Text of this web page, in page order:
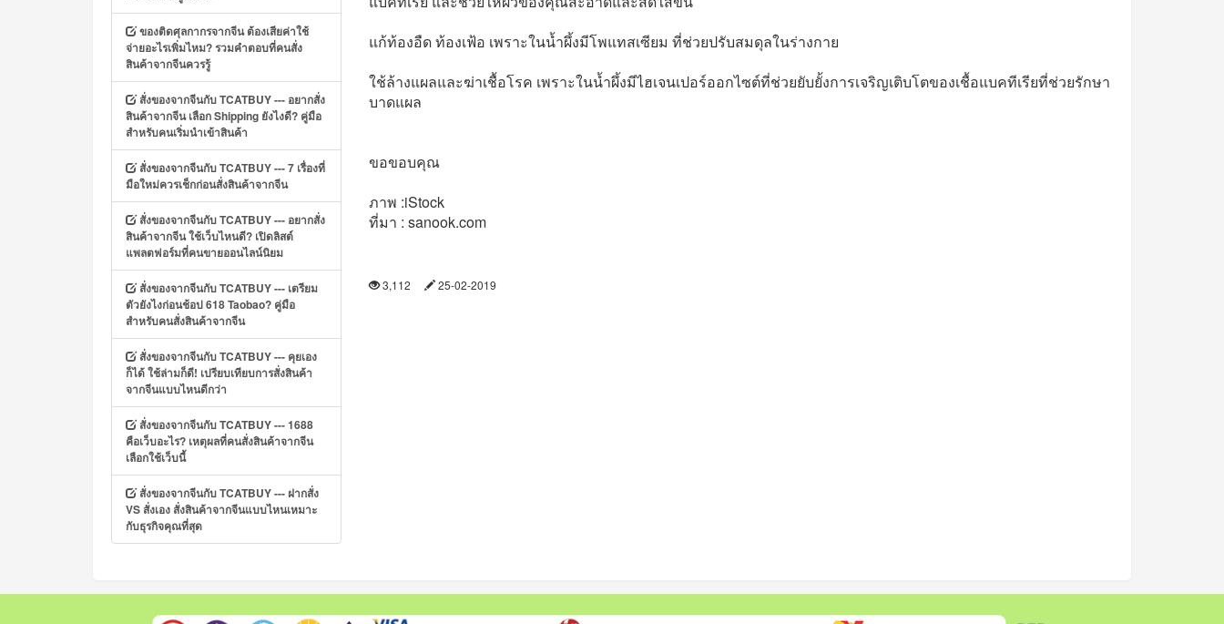
ของติดศุลกากรจากจีน ต้องเสียค่าใช้
จ่ายอะไรเพิ่มไหม? รวมคำตอบที่คนสั่ง
สินค้าจากจีนควรรู้
สั่งของจากจีนกับ TCATBUY --- อยากสั่ง
สินค้าจากจีน เลือก Shipping ยังไงดี? คู่มือ
สำหรับคนเริ่มนำเข้าสินค้า
สั่งของจากจีนกับ TCATBUY --- 7 เรื่องที่
มือใหม่ควรเช็กก่อนสั่งสินค้าจากจีน
สั่งของจากจีนกับ TCATBUY --- อยากสั่ง
สินค้าจากจีน ใช้เว็บไหนดี? เปิดลิสต์
แพลตฟอร์มที่คนขายออนไลน์นิยม
สั่งของจากจีนกับ TCATBUY --- เตรียม
ตัวยังไงก่อนช้อป 618 Taobao? คู่มือ
สำหรับคนสั่งสินค้าจากจีน
สั่งของจากจีนกับ TCATBUY --- คุยเอง
ก็ได้ ใช้ล่ามก็ดี! เปรียบเทียบการสั่งสินค้า
จากจีนแบบไหนดีกว่า
สั่งของจากจีนกับ TCATBUY --- 1688
คือเว็บอะไร? เหตุผลที่คนสั่งสินค้าจากจีน
เลือกใช้เว็บนี้
สั่งของจากจีนกับ TCATBUY --- ฝากสั่ง
VS สั่งเอง สั่งสินค้าจากจีนแบบไหนเหมาะ
กับธุรกิจคุณที่สุด
แก้ท้องอืด ท้องเฟ้อ เพราะในน้ำผึ้งมีโพแทสเซียม ที่ช่วยปรับสมดุลในร่างกาย
ใช้ล้างแผลและฆ่าเชื้อโรค เพราะในน้ำผึ้งมีไฮเจนเปอร์ออกไซต์ที่ช่วยยับยั้งการเจริญเติบโตของเชื้อแบคทีเรียที่ช่วยรักษา
บาดแผล
ขอขอบคุณ
ภาพ :iStock
ที่มา : sanook.com
3,112 25-02-2019